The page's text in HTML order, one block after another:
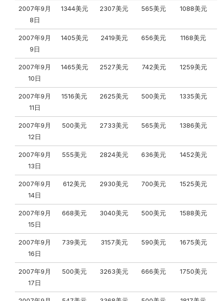
2007年9月
8日
1344美元 2307美元 565美元 1088美元
2007年9月
9日
1405美元 2419美元 656美元 1168美元
2007年9月
10日
1465美元 2527美元 742美元 1259美元
2007年9月
11日
1516美元 2625美元 500美元 1335美元
2007年9月
12日
500美元 2733美元 565美元 1386美元
2007年9月
13日
555美元 2824美元 636美元 1452美元
2007年9月
14日
612美元 2930美元 700美元 1525美元
2007年9月
15日
668美元 3040美元 500美元 1588美元
2007年9月
16日
739美元 3157美元 590美元 1675美元
2007年9月
17日
500美元 3263美元 666美元 1750美元